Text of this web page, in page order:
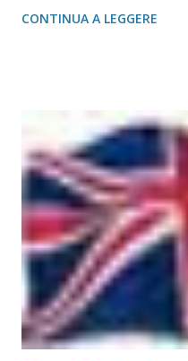
supercalcolatore, chiamato
ed è stato sviluppato in
“ibrido” del mondo, che
calcoli al secondo). Si tratta
rispetto al sistema IBM
National Lab, che è il più
CONTINUA A LEGGERE